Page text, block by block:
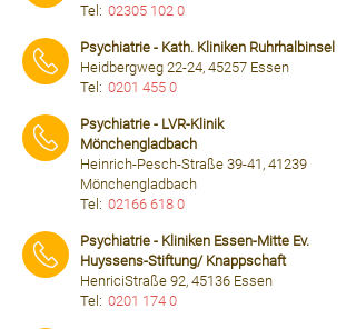
Tel: 02305 102 0
Psychiatrie - Kath. Kliniken Ruhrhalbinsel
Heidbergweg 22-24, 45257 Essen
Tel: 0201 455 0
Psychiatrie - LVR-Klinik
Mönchengladbach
Heinrich-Pesch-Straße 39-41, 41239
Mönchengladbach
Tel: 02166 618 0
Psychiatrie - Kliniken Essen-Mitte Ev.
Huyssens-Stiftung/ Knappschaft
HenriciStraße 92, 45136 Essen
Tel: 0201 174 0